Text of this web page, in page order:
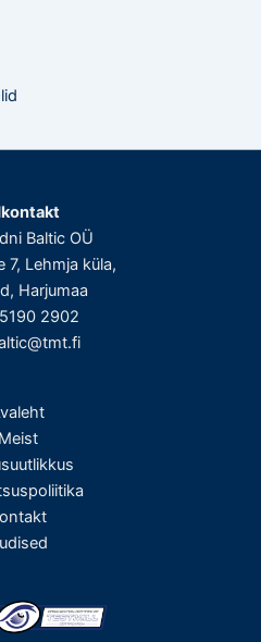
Baltic OÜ
7, Lehmja küla,
Harjumaa
2902
Meist